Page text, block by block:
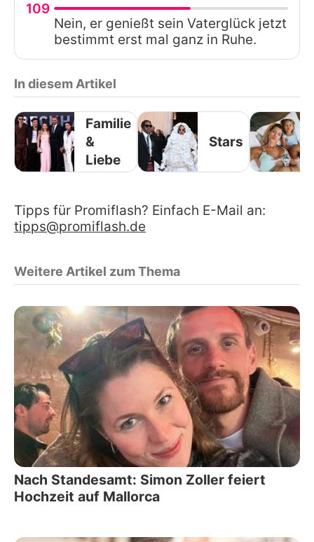
109
Nein, er genießt sein Vaterglück jetzt
bestimmt erst mal ganz in Ruhe.
In diesem Artikel
Familie
&
Liebe
Stars
Tipps für Promiflash? Einfach E-Mail an:
tipps@promiflash.de
Weitere Artikel zum Thema
Nach Standesamt: Simon Zoller feiert
Hochzeit auf Mallorca